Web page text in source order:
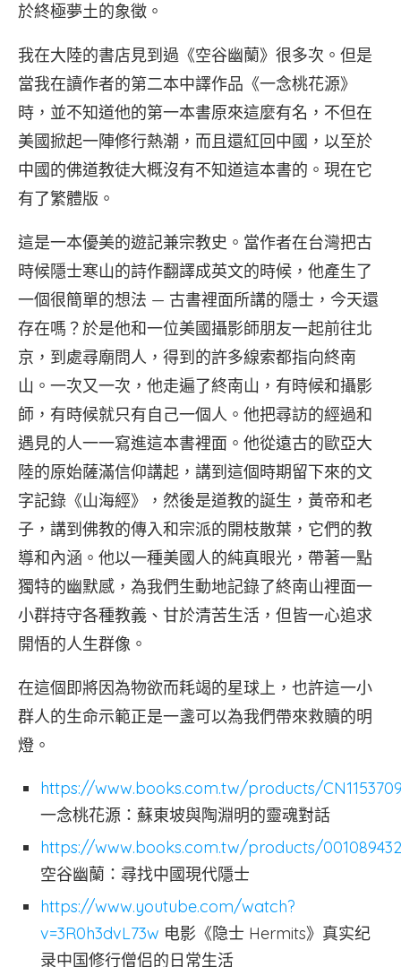
於終極夢土的象徵。
我在大陸的書店見到過《空谷幽蘭》很多次。但是
當我在讀作者的第二本中譯作品《一念桃花源》
時，並不知道他的第一本書原來這麼有名，不但在
美國掀起一陣修行熱潮，而且還紅回中國，以至於
中國的佛道教徒大概沒有不知道這本書的。現在它
有了繁體版。
這是一本優美的遊記兼宗教史。當作者在台灣把古
時候隱士寒山的詩作翻譯成英文的時候，他產生了
一個很簡單的想法 — 古書裡面所講的隱士，今天還
存在嗎？於是他和一位美國攝影師朋友一起前往北
京，到處尋廟問人，得到的許多線索都指向終南
山。一次又一次，他走遍了終南山，有時候和攝影
師，有時候就只有自己一個人。他把尋訪的經過和
遇見的人一一寫進這本書裡面。他從遠古的歐亞大
陸的原始薩滿信仰講起，講到這個時期留下來的文
字記錄《山海經》，然後是道教的誕生，黃帝和老
子，講到佛教的傳入和宗派的開枝散葉，它們的教
導和內涵。他以一種美國人的純真眼光，帶著一點
獨特的幽默感，為我們生動地記錄了終南山裡面一
小群持守各種教義、甘於清苦生活，但皆一心追求
開悟的人生群像。
在這個即將因為物欲而耗竭的星球上，也許這一小
群人的生命示範正是一盞可以為我們帶來救贖的明
燈。
https://www.books.com.tw/products/
一念桃花源：蘇東坡與陶淵明的靈魂對話
https://www.books.com.tw/products/
空谷幽蘭：尋找中國現代隱士
https://www.youtube.com/watch?
v=3R0h3dvL73w 电影《隐士 Hermits》真实纪
录中国修行僧侣的日常生活